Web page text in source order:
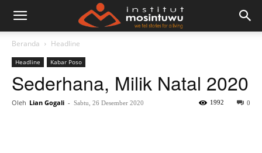
Beranda Headline
Headline Kabar Poso
Sederhana, Milik Natal 2020
Oleh Lian Gogali - Sabtu, 26 Desember 2020 0
1992